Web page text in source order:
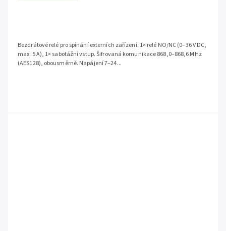
Bezdrátové relé pro spínání externích zařízení. 1× relé NO/NC (0–36 V DC,
max. 5 A), 1× sabotážní vstup. Šifrovaná komunikace 868,0–868,6 MHz
(AES128), obousměrně. Napájení 7–24...